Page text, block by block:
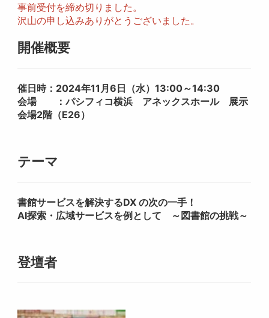
事前受付を締め切りました。
沢山の申し込みありがとうございました。
開催概要
催日時：2024年11月6日（水）13:00～14:30
会場 ：パシフィコ横浜 アネックスホール 展示
会場2階（E26）
テーマ
書館サービスを解決するDX の次の一手！
AI探索・広域サービスを例として ～図書館の挑戦～
登壇者